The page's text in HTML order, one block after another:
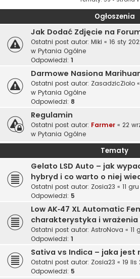
Ogłoszenia
Jak Dodać Zdjęcie na
Ostatni post autor: Miki « 16 sty
w Pytania Ogólne
Odpowiedzi: 1
Darmowe Nasiona
Ostatni post autor: ZasadzicZiolo «
w Pytania Ogólne
Odpowiedzi: 8
Regulamin
Ostatni post autor: Farmer « 22
w Pytania Ogólne
Tematy
Gelato LSD Auto – jak
hybryd i co warto o niej
Ostatni post autor: Zosia23 « 11
Odpowiedzi: 5
Low AK‑47 XL Automatic
charakterystyka i
Ostatni post autor: AstroNova « 11
Odpowiedzi: 1
Sativa vs Indica – jaka jest
Ostatni post autor: Zosia23 « 19 lis
Odpowiedzi: 5